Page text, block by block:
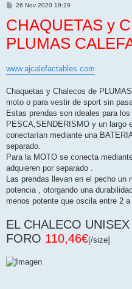
M
n
s
j
26 Nov 2020 19:29
CHAQUETAS y
PLUMAS
www.ajcalefactables.com
Chaquetas y Chalecos de
moto o para vestir de sport sin
Estas prendas son ideales para
PESCA,SENDERISMO y un largo
conectarían mediante una
separado.
Para la MOTO se conecta
adquieren por separado .
Las prendas llevan en el pecho
potencia , otorgando una
menos potente que oscila entre 2 a
EL CHALECO
FORO 110,46€[/size]